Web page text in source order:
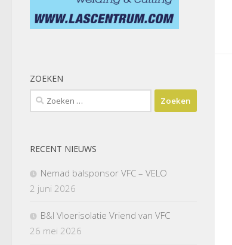
ZOEKEN
Zoeken
naar:
RECENT NIEUWS
Nemad balsponsor VFC – VELO
2 juni 2026
B&I Vloerisolatie Vriend van VFC
26 mei 2026